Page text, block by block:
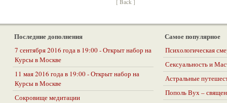
[ Back ]
Последние дополнения
7 сентября 2016 года в 19:00 - Открыт набор на
Курсы в Москве
11 мая 2016 года в 19:00 - Открыт набор на
Курсы в Москве
Сокровище медитации
Самое популярное
Психологическая
Сексуальность и
Астральные
Пополь Вух –